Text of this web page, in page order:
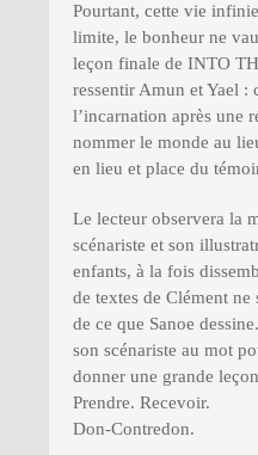
Pourtant, cette vie
limite, le bonheur ne
leçon finale de INTO
ressentir Amun et Yael :
l’incarnation après une
nommer le monde au
en lieu et place du
Le lecteur observera la
scénariste et son
enfants, à la fois
de textes de Clément
de ce que Sanoe
son scénariste au mot
donner une grande
Prendre. Recevoir.
Don-Contredon.